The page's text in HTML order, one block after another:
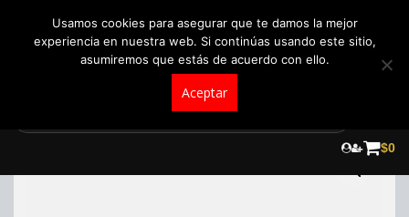
$0
Usamos cookies para asegurar que te damos la mejor
experiencia en nuestra web. Si continúas usando este sitio,
asumiremos que estás de acuerdo con ello.
Aceptar